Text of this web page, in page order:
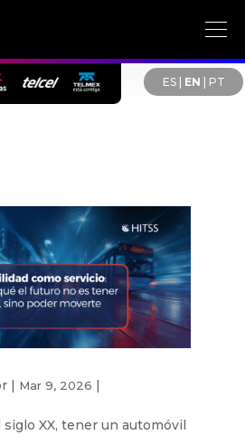
ES| EN PT
Mar 9, 2026
XX, tener un automóvil